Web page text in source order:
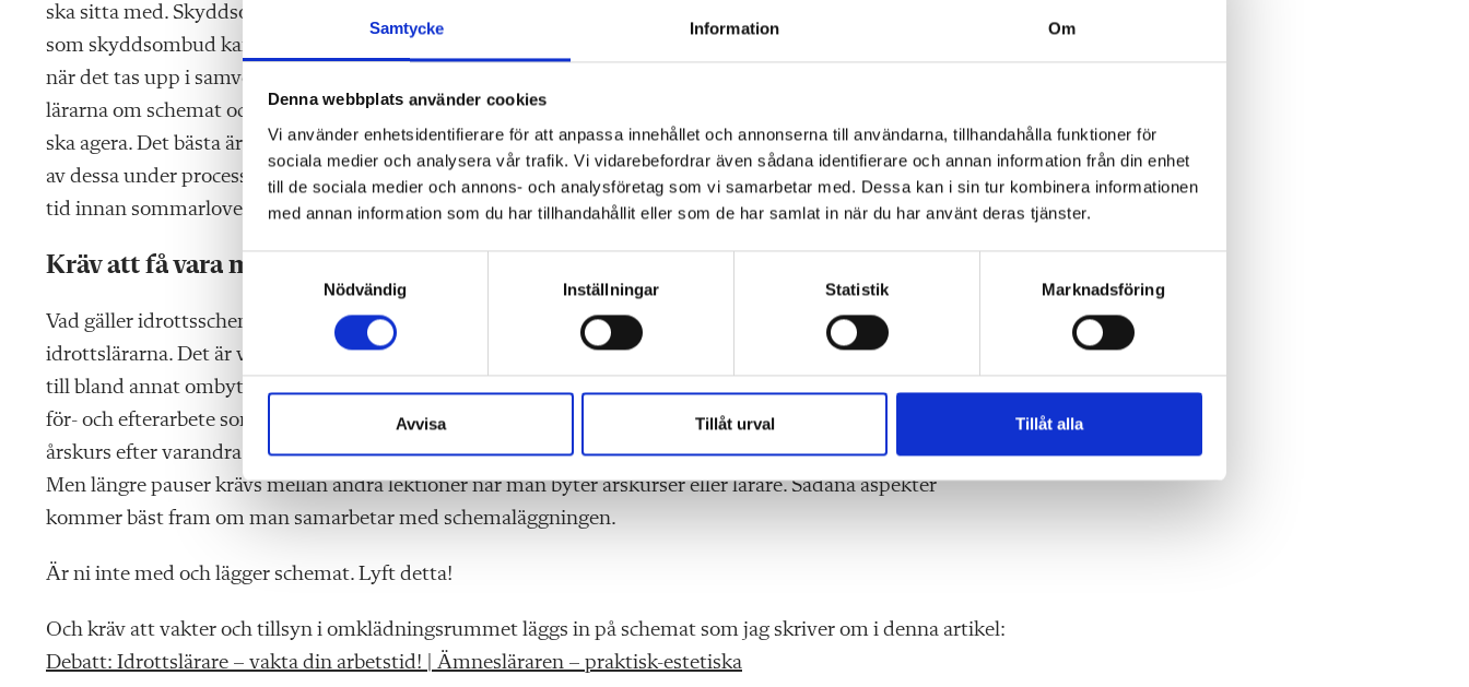
Samtycke Information Om
Denna webbplats använder cookies
Vi använder enhetsidentifierare för att anpassa innehållet och annonserna till användarna, tillhandahålla funktioner för
sociala medier och analysera vår trafik. Vi vidarebefordrar även sådana identifierare och annan information från din enhet
till de sociala medier och annons- och analysföretag som vi samarbetar med. Dessa kan i sin tur kombinera informationen
med annan information som du har tillhandahållit eller som de har samlat in när du har använt deras tjänster.
S
m
c
k
s
a
Nödvändig Inställningar Statistik Marknadsföring
Avvisa Tillåt urval Tillåt alla
ska sitta med. Skyddsombudet bör då få möjlighet att förhöra sig om scheman med berörda lärare så att man
som skyddsombud kan agera för arbetsmiljön kommande läsår. Det vill säga, schemat ska inte vara spikat
när det tas upp i samverkan utan ska läggas ut på remiss. Alternativet är att schemaläggarna hör sig för med
lärarna om schemat och lärarna får då, om de inte är nöjda med schemat, lyfta det med skyddsombudet som
ska agera. Det bästa är såklart om man både tar in schemaönskemål innan schemaläggningen och även kollar
av dessa under processens gång med berörda lärare. Man måste alltså sätta igång med schemaläggning i god
tid innan sommarlovet så att det finns tid att ändra i dessa om man upptäcker att de inte fungerar.
Kräv att få vara med
Vad gäller idrottsschemat som ofta läggs först så är det lämpligt att man lägger detta i samarbete med
idrottslärarna. Det är vi som har koll på förutsättningarna för vårt speciella ämne där man måste ta hänsyn
till bland annat ombytena som är en arbetsmiljöfråga för både lärare och elever. Det är också viktig att beakta
för- och efterarbete som i vårt ämne inkluderar att plocka fram material. Man kanske vill ha klasser i samma
årskurs efter varandra för att slippa undanplockning och då kan pausen mellan de lektionerna vara kortare.
Men längre pauser krävs mellan andra lektioner när man byter årskurser eller lärare. Sådana aspekter
kommer bäst fram om man samarbetar med schemaläggningen.
Är ni inte med och lägger schemat. Lyft detta!
Och kräv att vakter och tillsyn i omklädningsrummet läggs in på schemat som jag skriver om i denna artikel:
Debatt: Idrottslärare – vakta din arbetstid! | Ämnesläraren – praktisk-estetiska